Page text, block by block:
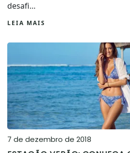
desafi…
LEIA MAIS
7 de dezembro de 2018